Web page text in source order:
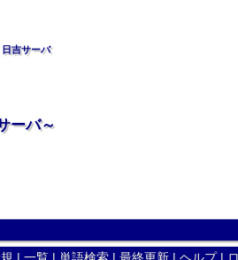
吉サーバ
ーバ～